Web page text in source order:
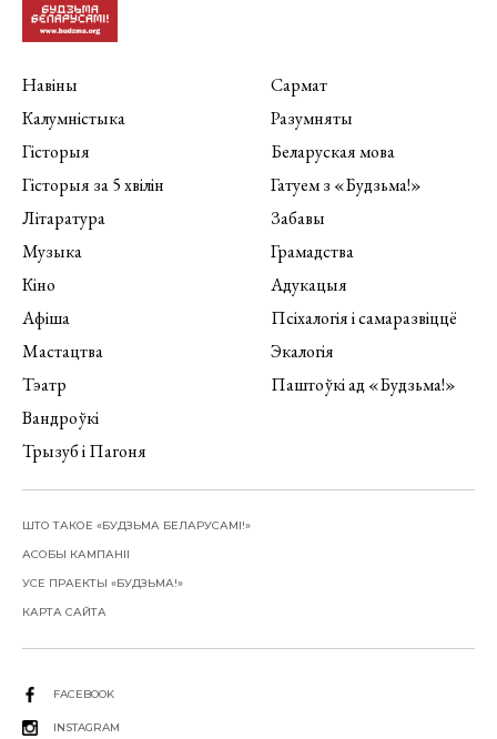
Навіны
Калумністыка
Гісторыя
Гісторыя за 5 хвілін
Літаратура
Музыка
Кіно
Афіша
Мастацтва
Тэатр
Вандроўкі
Трызуб і Пагоня
Сармат
Разумняты
Беларуская мова
Гатуем з «Будзьма!»
Забавы
Грамадства
Адукацыя
Псіхалогія і самаразвіццё
Экалогія
Паштоўкі ад «Будзьма!»
ШТО ТАКОЕ «БУДЗЬМА БЕЛАРУСАМІ!»
АСОБЫ КАМПАНІІ
УСЕ ПРАЕКТЫ «БУДЗЬМА!»
КАРТА САЙТА
FACEBOOK
INSTAGRAM